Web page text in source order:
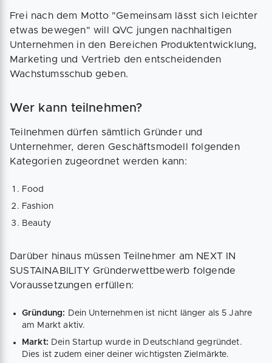
Frei nach dem Motto "Gemeinsam lässt sich leichter
etwas bewegen" will QVC jungen nachhaltigen
Unternehmen in den Bereichen Produktentwicklung,
Marketing und Vertrieb den entscheidenden
Wachstumsschub geben.
Wer kann teilnehmen?
Teilnehmen dürfen sämtlich Gründer und
Unternehmer, deren Geschäftsmodell folgenden
Kategorien zugeordnet werden kann:
Food
Fashion
Beauty
Darüber hinaus müssen Teilnehmer am NEXT IN
SUSTAINABILITY Gründerwettbewerb folgende
Voraussetzungen erfüllen:
Gründung: Dein Unternehmen ist nicht länger als 5 Jahre
am Markt aktiv.
Markt: Dein Startup wurde in Deutschland gegründet.
Dies ist zudem einer deiner wichtigsten Zielmärkte.